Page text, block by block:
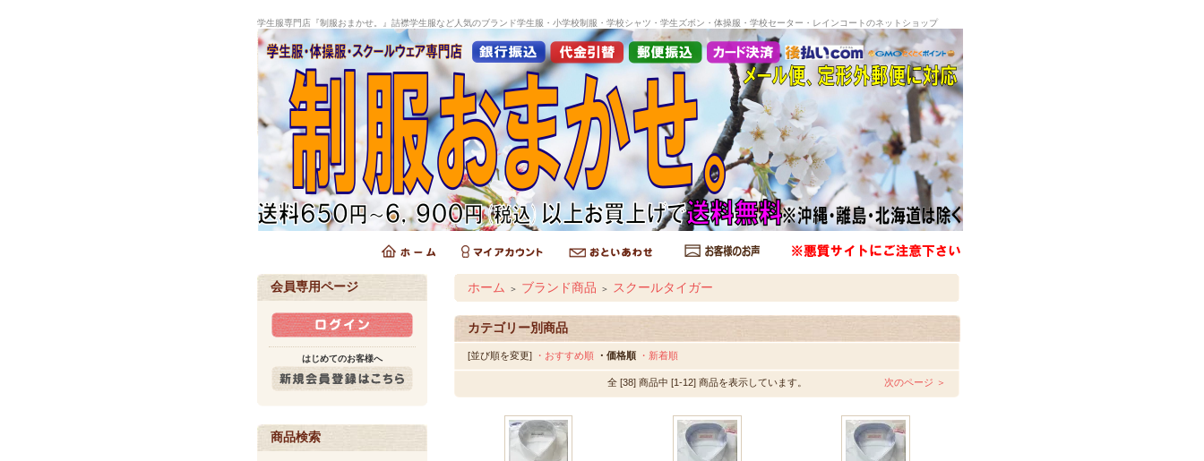
学生服専門店『制服おまかせ。』詰襟学生服など人気のブランド学生服・小学校制服・学校シャツ・学生ズボン・体操服・学校セーター・レインコートのネットショップ
会員専用ページ
はじめてのお客様へ
商品検索
ホーム ＞ ブランド商品 ＞ スクールタイガー
カテゴリー別商品
[並び順を変更] ・おすすめ順 ・価格順 ・新着順
全 [38] 商品中 [1-12] 商品を表示しています。 次のページ ＞